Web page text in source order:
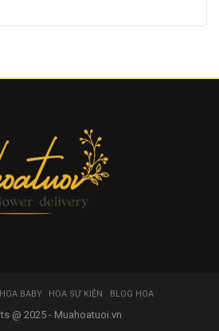
BABY HOA SỰ KIỆN BLOG HOA
@ 2025 - Muahoatuoi.vn